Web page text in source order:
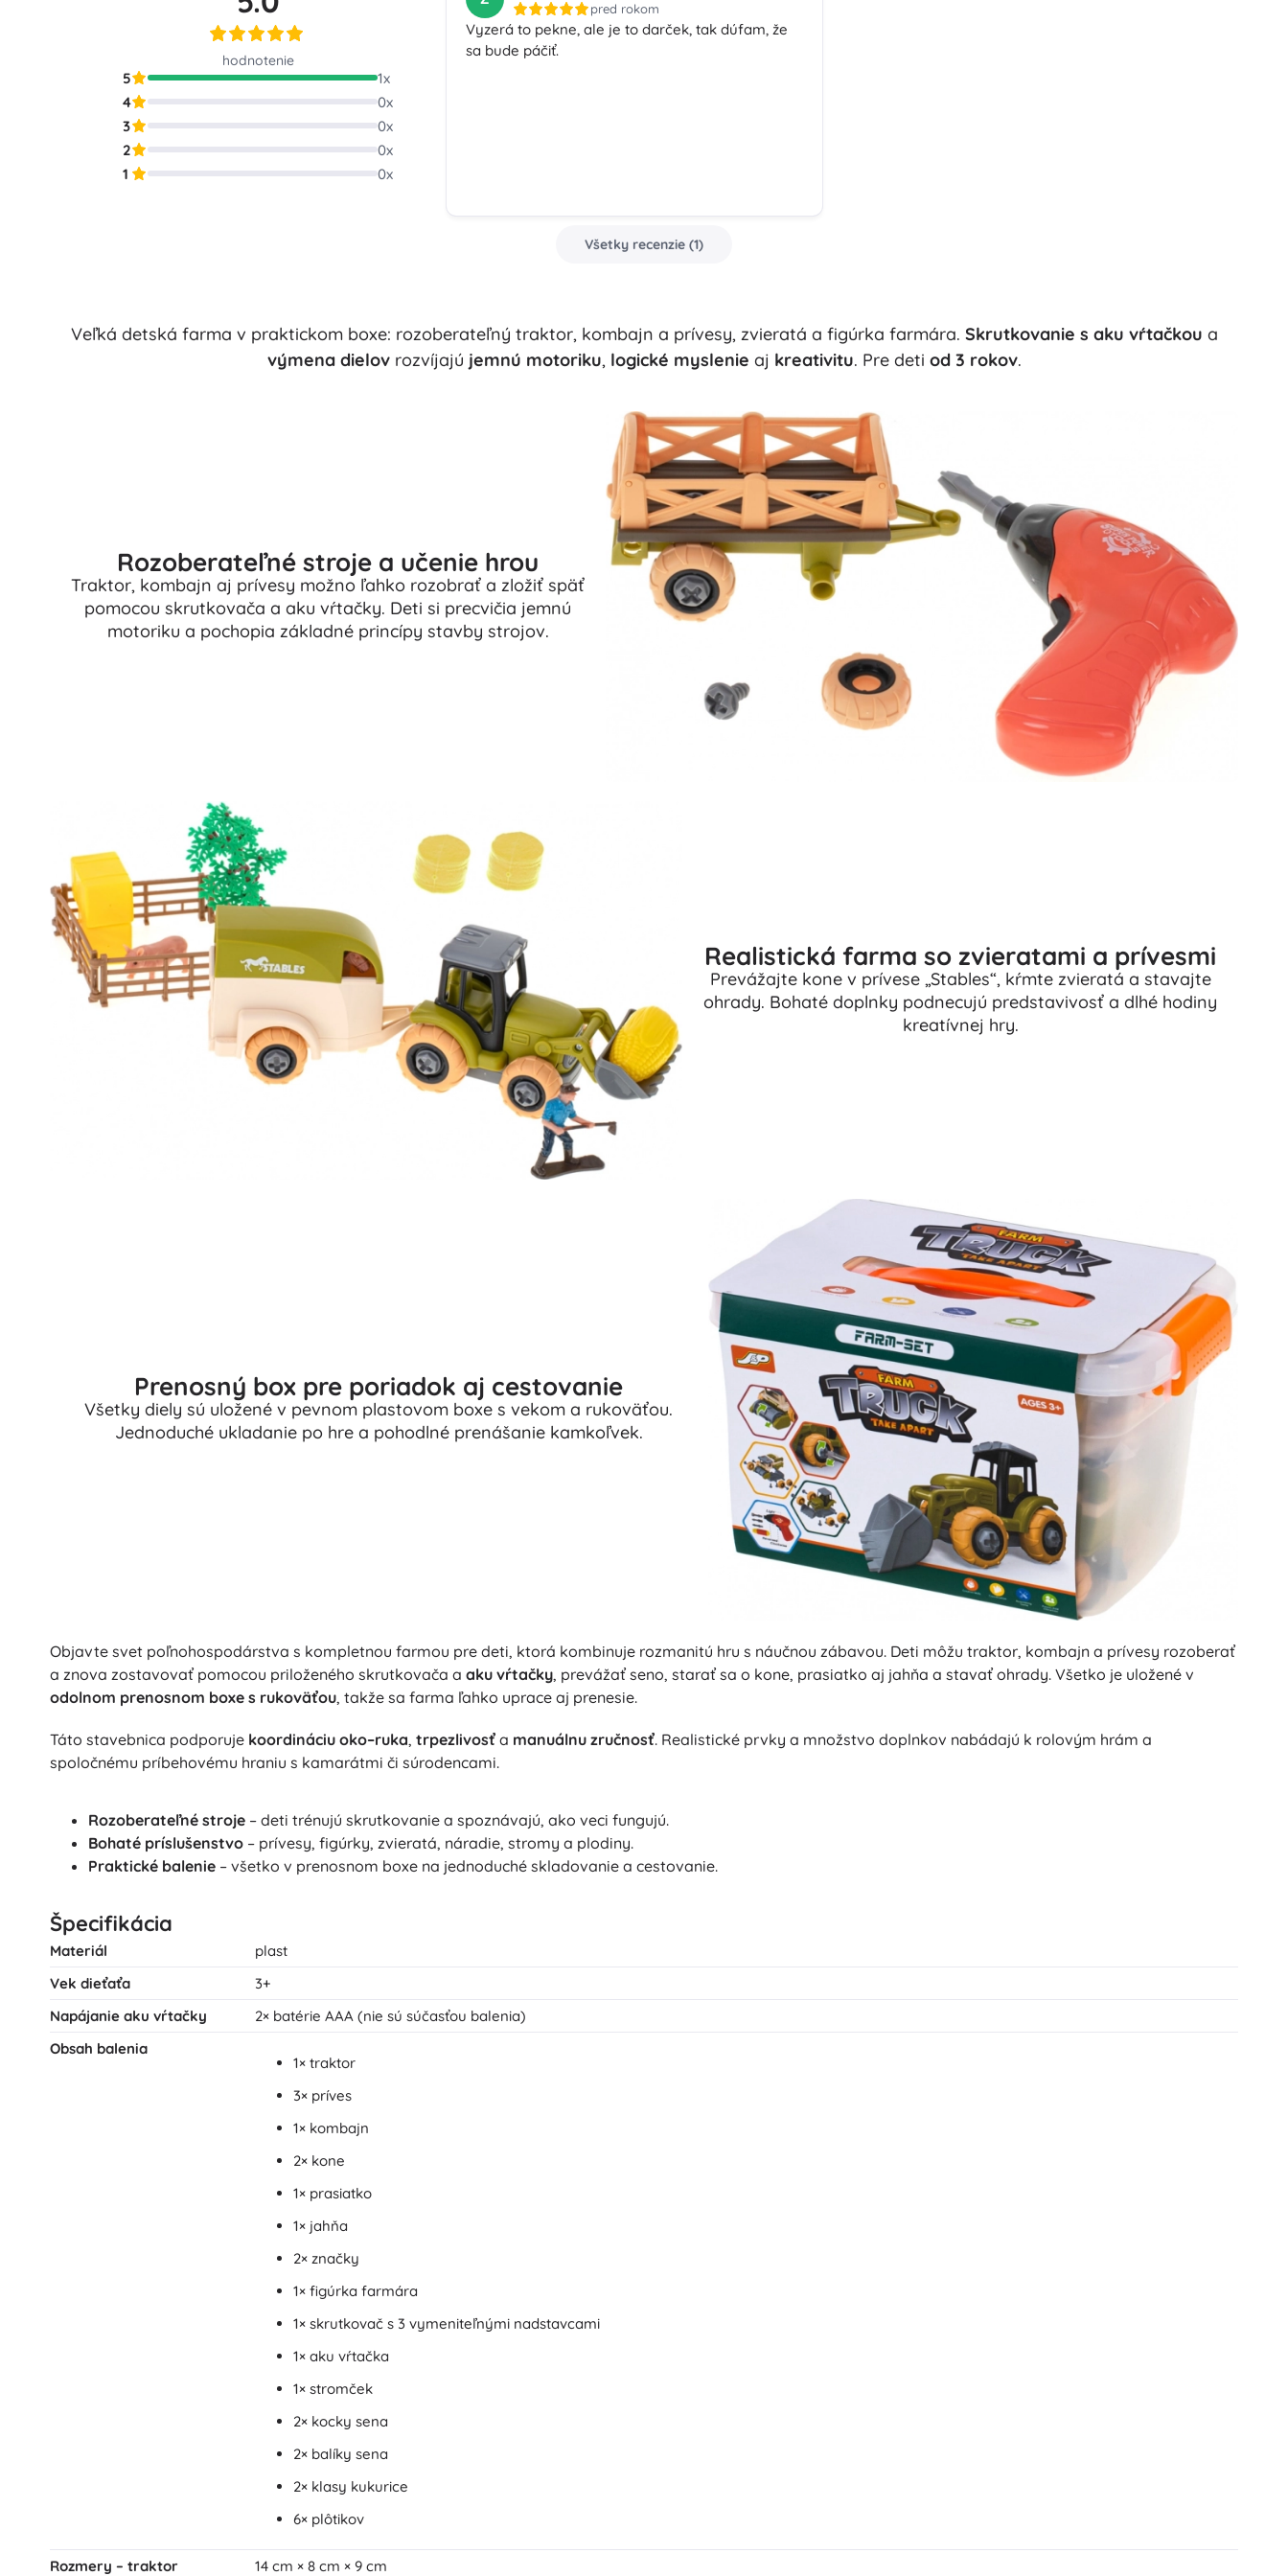
hodnotenie
5 1x
4
0x
3
0x
2
0x
1
0x
pred rokom
Vyzerá to pekne, ale je to darček, tak dúfam, že
sa bude páčiť.
Všetky recenzie (1)
Veľká detská farma v praktickom boxe: rozoberateľný traktor, kombajn a prívesy, zvieratá a figúrka farmára. Skrutkovanie s aku vŕtačkou a
výmena dielovrozvíjajú jemnú motoriku, logické myslenie aj kreativitu. Pre deti od 3 rokov.
Rozoberateľné stroje a učenie hrou
Traktor, kombajn aj prívesy možno ľahko rozobrať a zložiť späť
pomocou skrutkovača a aku vŕtačky. Deti si precvičia jemnú
motoriku a pochopia základné princípy stavby strojov.
Realistická farma so zvieratami a prívesmi
Prevážajte kone v prívese „Stables“, kŕmte zvieratá a stavajte
ohrady. Bohaté doplnky podnecujú predstavivosť a dlhé hodiny
kreatívnej hry.
Prenosný box pre poriadok aj cestovanie
Všetky diely sú uložené v pevnom plastovom boxe s vekom a rukoväťou.
Jednoduché ukladanie po hre a pohodlné prenášanie kamkoľvek.
Objavte svet poľnohospodárstva s kompletnou farmou pre deti, ktorá kombinuje rozmanitú hru s náučnou zábavou. Deti môžu traktor, kombajn a prívesy rozoberať
a znova zostavovať pomocou priloženého skrutkovača a aku vŕtačky, prevážať seno, starať sa o kone, prasiatko aj jahňa a stavať ohrady. Všetko je uložené v
odolnom prenosnom boxe s rukoväťou, takže sa farma ľahko uprace aj prenesie.
Táto stavebnica podporuje koordináciu oko–ruka, trpezlivosť a manuálnu zručnosť. Realistické prvky a množstvo doplnkov nabádajú k rolovým hrám a
spoločnému príbehovému hraniu s kamarátmi či súrodencami.
Rozoberateľné stroje – deti trénujú skrutkovanie a spoznávajú, ako veci fungujú.
Bohaté príslušenstvo – prívesy, figúrky, zvieratá, náradie, stromy a plodiny.
Praktické balenie – všetko v prenosnom boxe na jednoduché skladovanie a cestovanie.
Špecifikácia
Materiál
plast
Vek dieťaťa
3+
Napájanie aku vŕtačky
2× batérie AAA (nie sú súčasťou balenia)
Obsah balenia
1× traktor
3× príves
1× kombajn
2× kone
1× prasiatko
1× jahňa
2× značky
1× figúrka farmára
1× skrutkovač s 3 vymeniteľnými nadstavcami
1× aku vŕtačka
1× stromček
2× kocky sena
2× balíky sena
2× klasy kukurice
6× plôtikov
Rozmery – traktor 14 cm × 8 cm × 9 cm